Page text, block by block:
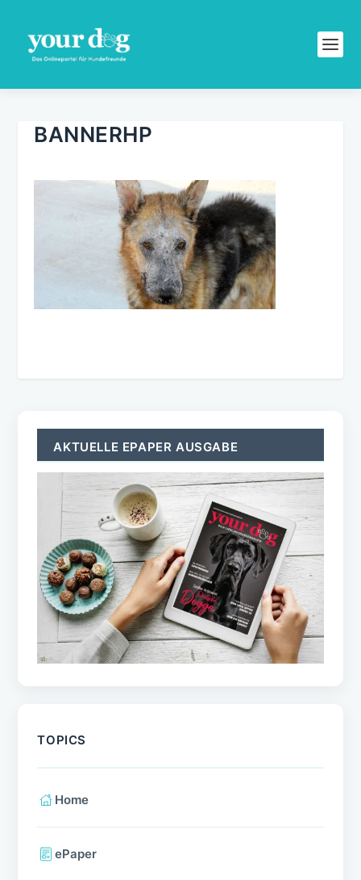
BANNERHP
AKTUELLE EPAPER AUSGABE
TOPICS
Home
ePaper